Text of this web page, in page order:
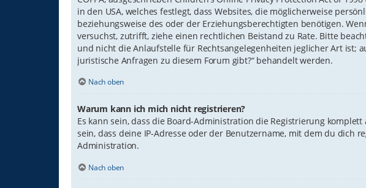
in den USA, welches festlegt, dass Websites, die möglicherweise
beziehungsweise des oder der Erziehungsberechtigten benötigen.
versuchst, zutrifft, ziehe einen rechtlichen Beistand zu Rate. Bitte
und nicht die Anlaufstelle für Rechtsangelegenheiten jeglicher Art ist;
juristische Anfragen zu diesem Forum gibt?“ behandelt werden.
Nach oben
Warum kann ich mich nicht registrieren?
Es kann sein, dass die Board-Administration die Registrierung
sein, dass deine IP-Adresse oder der Benutzername, mit dem du dich
Administration.
Nach oben